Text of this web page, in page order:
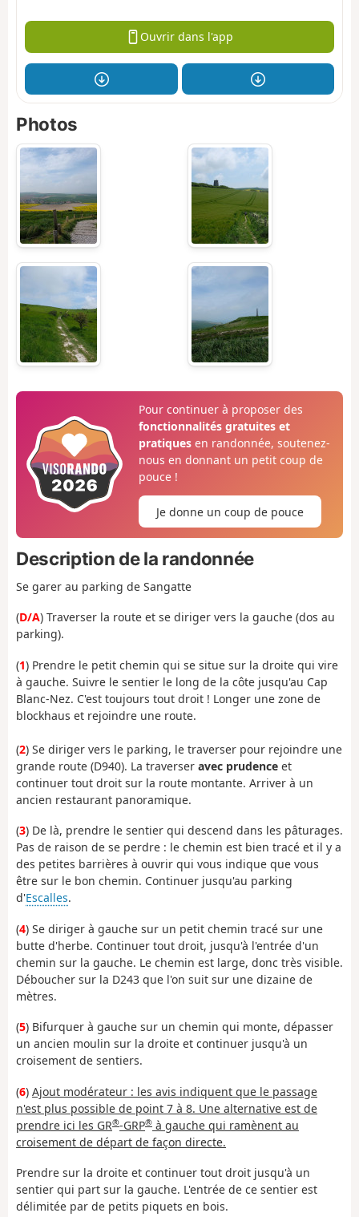
Ouvrir dans l'app
Photos
Pour continuer à proposer des
fonctionnalités gratuites et
pratiquesen randonnée, soutenez-
nous en donnant un petit coup de
pouce !
Je donne un coup de pouce
Description de la randonnée
Se garer au parking de Sangatte
(D/A) Traverser la route et se diriger vers la gauche (dos au
parking).
(1) Prendre le petit chemin qui se situe sur la droite qui vire
à gauche. Suivre le sentier le long de la côte jusqu'au Cap
Blanc-Nez. C'est toujours tout droit ! Longer une zone de
blockhaus et rejoindre une route.
(2) Se diriger vers le parking, le traverser pour rejoindre une
grande route (D940). La traverser avec prudence et
continuer tout droit sur la route montante. Arriver à un
ancien restaurant panoramique.
(3) De là, prendre le sentier qui descend dans les pâturages.
Pas de raison de se perdre : le chemin est bien tracé et il y a
des petites barrières à ouvrir qui vous indique que vous
être sur le bon chemin. Continuer jusqu'au parking
d'Escalles.
(4) Se diriger à gauche sur un petit chemin tracé sur une
butte d'herbe. Continuer tout droit, jusqu'à l'entrée d'un
chemin sur la gauche. Le chemin est large, donc très visible.
Déboucher sur la D243 que l'on suit sur une dizaine de
mètres.
(5) Bifurquer à gauche sur un chemin qui monte, dépasser
un ancien moulin sur la droite et continuer jusqu'à un
croisement de sentiers.
(6) Ajout modérateur : les avis indiquent que le passage
n'est plus possible de point 7 à 8. Une alternative est de
prendre ici les GR®-GRP® à gauche qui ramènent au
croisement de départ de façon directe.
Prendre sur la droite et continuer tout droit jusqu'à un
sentier qui part sur la gauche. L'entrée de ce sentier est
délimitée par de petits piquets en bois.